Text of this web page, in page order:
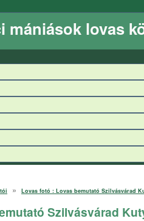
mániások lovas
» Lovas fotó : Lovas bemutató Szilvásvárad
Szilvásvárad